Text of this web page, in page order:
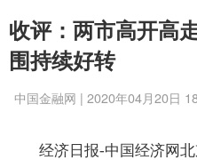
收评：两市高开高
围持续好转
中国金融网 | 2020年04月20日
经济日报-中国经济网北